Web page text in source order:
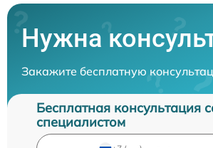
Нужна
Закажите бесплатную
Бесплатная консультация
специалистом